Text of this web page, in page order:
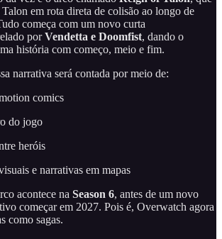
em rota direta de colisão ao longo de
começa com um novo curta
porVendetta e Doomfist, dando o
história com começo, meio e fim.
narrativa será contada por meio de:
comics
do jogo
heróis
e narrativas em mapas
acontece na Season 6, antes de um novo
começar em 2027. Pois é, Overwatch agora
como sagas.